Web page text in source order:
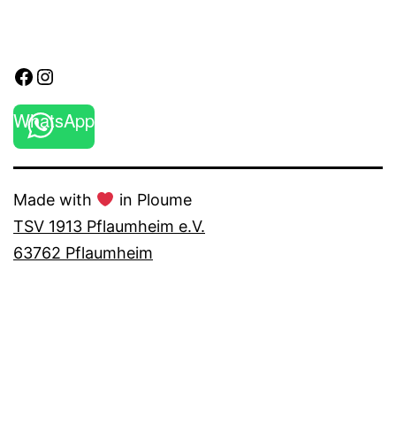
Facebook
Instagram
WhatsApp
Made with
in Ploume
TSV 1913 Pflaumheim e.V.
63762 Pflaumheim